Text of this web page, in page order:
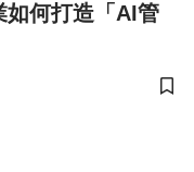
如何打造「AI管
儲